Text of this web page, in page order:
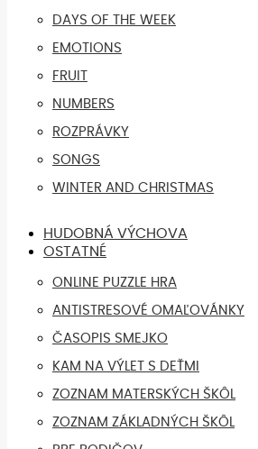
DAYS OF THE WEEK
EMOTIONS
FRUIT
NUMBERS
ROZPRÁVKY
SONGS
WINTER AND CHRISTMAS
HUDOBNÁ VÝCHOVA
OSTATNÉ
ONLINE PUZZLE HRA
ANTISTRESOVÉ OMAĽOVÁNKY
ČASOPIS SMEJKO
KAM NA VÝLET S DEŤMI
ZOZNAM MATERSKÝCH ŠKÔL
ZOZNAM ZÁKLADNÝCH ŠKÔL